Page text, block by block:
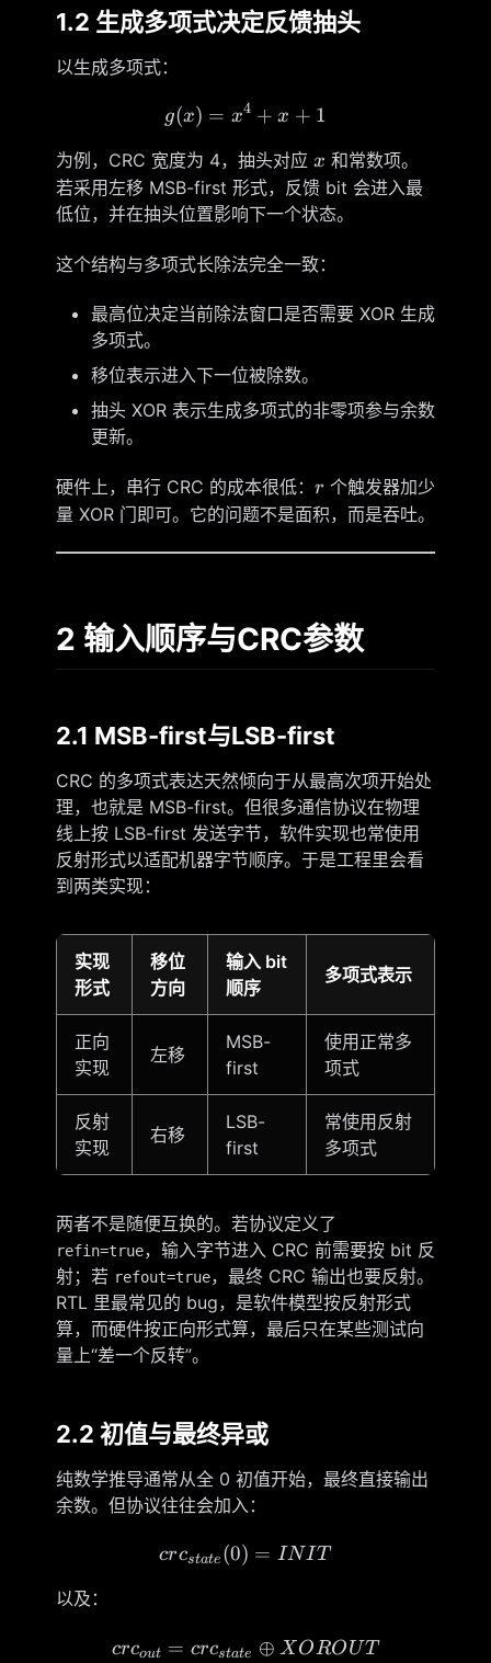
1.2 生成多项式决定反馈抽头
以生成多项式：
g(x)=x^4+x+1
g(x) = x4 + x + 1
为例，CRC 宽度为 4，抽头对应 x
x 和常数项。
若采用左移 MSB-first 形式，反馈 bit 会进入最
低位，并在抽头位置影响下一个状态。
这个结构与多项式长除法完全一致：
最高位决定当前除法窗口是否需要 XOR 生成
多项式。
移位表示进入下一位被除数。
抽头 XOR 表示生成多项式的非零项参与余数
更新。
硬件上，串行 CRC 的成本很低： r
r 个触发器加少
量 XOR 门即可。它的问题不是面积，而是吞吐。
2 输入顺序与CRC参数
2.1 MSB-first与LSB-first
CRC 的多项式表达天然倾向于从最高次项开始处
理，也就是 MSB-first。但很多通信协议在物理
线上按 LSB-first 发送字节，软件实现也常使用
反射形式以适配机器字节顺序。于是工程里会看
到两类实现：
实现
形式
移位
方向
输入 bit
顺序
多项式表示
正向
实现
左移
MSB-
first
使用正常多
项式
反射
实现
右移
LSB-
first
常使用反射
多项式
两者不是随便互换的。若协议定义了
refin=true，输入字节进入 CRC 前需要按 bit 反
射；若 refout=true，最终 CRC 输出也要反射。
RTL 里最常见的 bug，是软件模型按反射形式
算，而硬件按正向形式算，最后只在某些测试向
量上“差一个反转”。
2.2 初值与最终异或
纯数学推导通常从全 0 初值开始，最终直接输出
余数。但协议往往会加入：
crc_{state}(0)=INIT
crcstate (0) = INIT
以及：
crcout = crcstate ⊕ XOROUT